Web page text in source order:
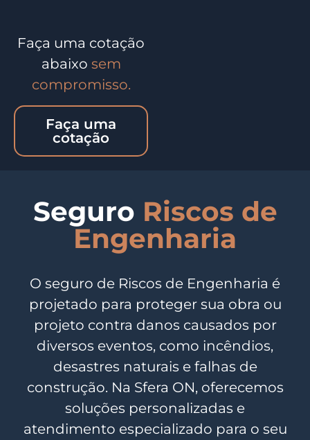
Faça uma cotação
abaixo sem
compromisso.
Faça uma
cotação
Seguro Riscos de
Engenharia
O seguro de Riscos de Engenharia é
projetado para proteger sua obra ou
projeto contra danos causados por
diversos eventos, como incêndios,
desastres naturais e falhas de
construção. Na Sfera ON, oferecemos
soluções personalizadas e
atendimento especializado para o seu